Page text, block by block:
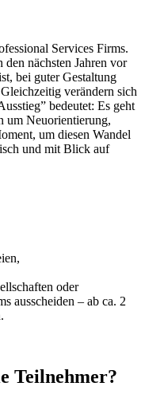
Services Firms.
nächsten Jahren vor
bei guter Gestaltung
verändern sich
bedeutet: Es geht
um Neuorientierung,
um diesen Wandel
und mit Blick auf
oder
ausscheiden – ab ca. 2
Teilnehmer?